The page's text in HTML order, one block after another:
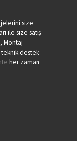
size
ile size satış
Montaj
teknik destek
her zaman